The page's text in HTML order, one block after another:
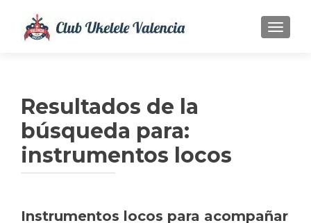
Resultados de la
búsqueda para:
instrumentos locos
Instrumentos locos para acompañar